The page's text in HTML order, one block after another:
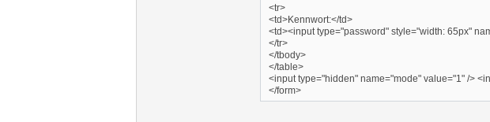
<tr>
<td>Kennwort:</td>
<td><input type="password" style="width: 65px"
</tr>
</tbody>
</table>
<input type="hidden" name="mode" value="1" />
</form>